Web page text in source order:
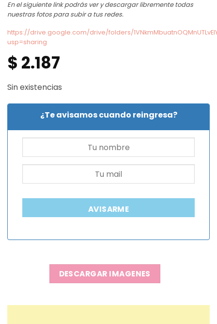
En el siguiente link podrás ver y descargar libremente todas
nuestras fotos para subir a tus redes.
https://drive.google.com/drive/folders/
usp=sharing
$ 2.187
Sin existencias
¿Te avisamos cuando reingresa?
AVISARME
DESCARGAR IMAGENES